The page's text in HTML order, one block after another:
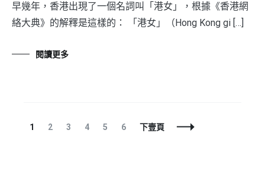
早幾年，香港出現了一個名詞叫「港女」，根據《香港網
絡大典》的解釋是這樣的： 「港女」（Hong Kong gi […]
閱讀更多
文頁
1
頁
2
頁
3
頁
4
頁
5
頁
6 下壹頁